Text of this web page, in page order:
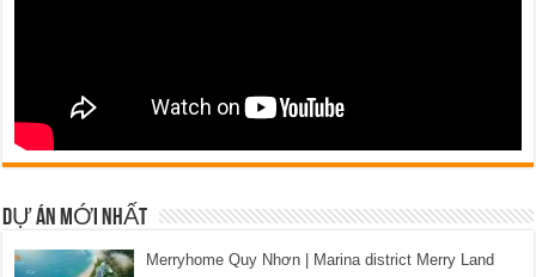
DỰ ÁN MỚI NHẤT
Merryhome Quy Nhơn | Marina district Merry Land